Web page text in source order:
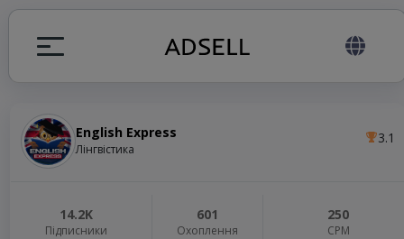
English Express
Лінгвістика
3.1
14.2K
Підписники
601
Охоплення
250
СРМ